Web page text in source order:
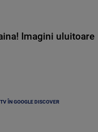
Imagini uluitoare
ÎN GOOGLE DISCOVER